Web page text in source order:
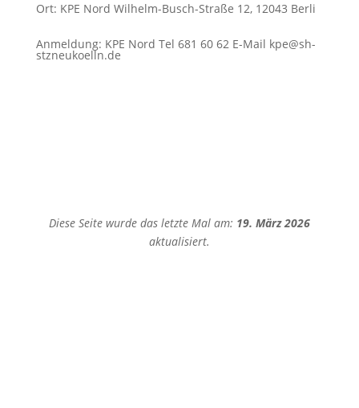
Ort: KPE Nord Wilhelm-Busch-Straße 12, 12043 Berli
Anmeldung: KPE Nord Tel 681 60 62 E-Mail kpe@sh-
stzneukoelln.de
Diese Seite wurde das letzte Mal am: 19. März 2026
aktualisiert.